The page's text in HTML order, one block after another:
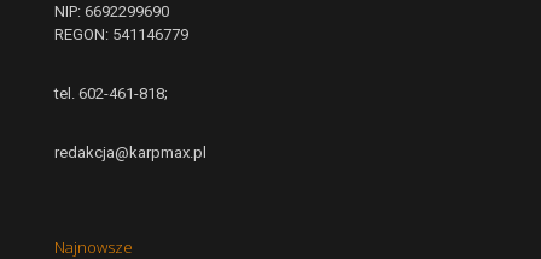
NIP: 6692299690
REGON: 541146779
tel. 602-461-818;
redakcja@karpmax.pl
Najnowsze